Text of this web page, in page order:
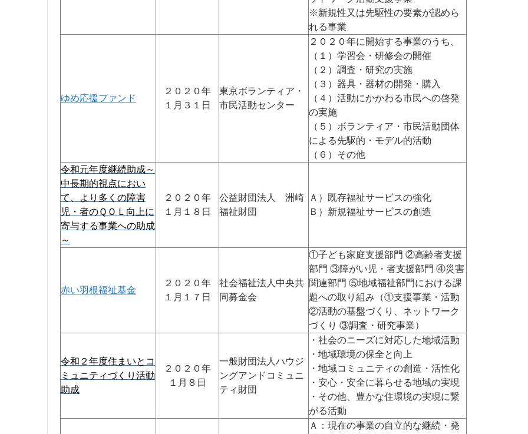
※新規性又は先駆性の要素が認めら
れる事業
ゆめ応援ファンド
２０２０年
１月３１日
東京ボランティア・
市民活動センター
２０２０年に開始する事業のうち、
（１）学習会・研修会の開催
（２）調査・研究の実施
（３）器具・器材の開発・購入
（４）活動にかかわる市民への啓発
の実施
（５）ボランティア・市民活動団体
による先駆的・モデル的活動
（６）その他
令和元年度継続助成～
中長期的視点におい
て、より多くの障害
児・者のＱＯＬ向上に
寄与する事業への助成
～
２０２０年
１月１８日
公益財団法人 洲崎
福祉財団
Ａ）既存福祉サービスの強化
Ｂ）新規福祉サービスの創造
赤い羽根福祉基金
２０２０年
１月１７日
社会福祉法人中央共
同募金会
①子ども家庭支援部門 ②高齢者支援
部門 ③障がい児・者支援部門 ④災害
関連部門 ⑤地域福祉部門における課
題への取り組み（①支援事業・活動
②活動の基盤づくり、ネットワーク
づくり ③調査・研究事業）
令和２年度住まいとコ
ミュニティづくり活動
助成
２０２０年
１月８日
一般財団法人ハウジ
ングアンドコミュニ
ティ財団
・社会のニーズに対応した地域活動
・地域環境の保全と向上
・地域コミュニティの創造・活性化
・安心・安全に暮らせる地域の実現
・その他、豊かな住環境の実現に繋
がる活動
Ａ：現在の事業の自立的な継続・発